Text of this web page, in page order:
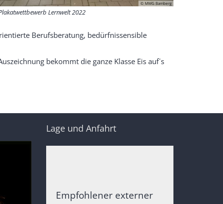
© MWG Bamberg
Lernwelt 2022
Berufsberatung, bedürfnissensible
bekommt die ganze Klasse Eis auf´s
Lage und Anfahrt
Empfohlener externer